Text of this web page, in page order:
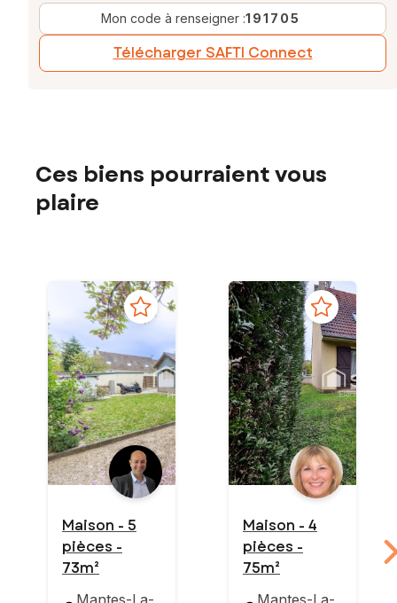
Mon code à renseigner :191705
Télécharger SAFTI Connect
Ces biens pourraient vous
plaire
Maison - 5
pièces -
73m²
Mantes-La-
Maison - 4
pièces -
75m²
Mantes-La-